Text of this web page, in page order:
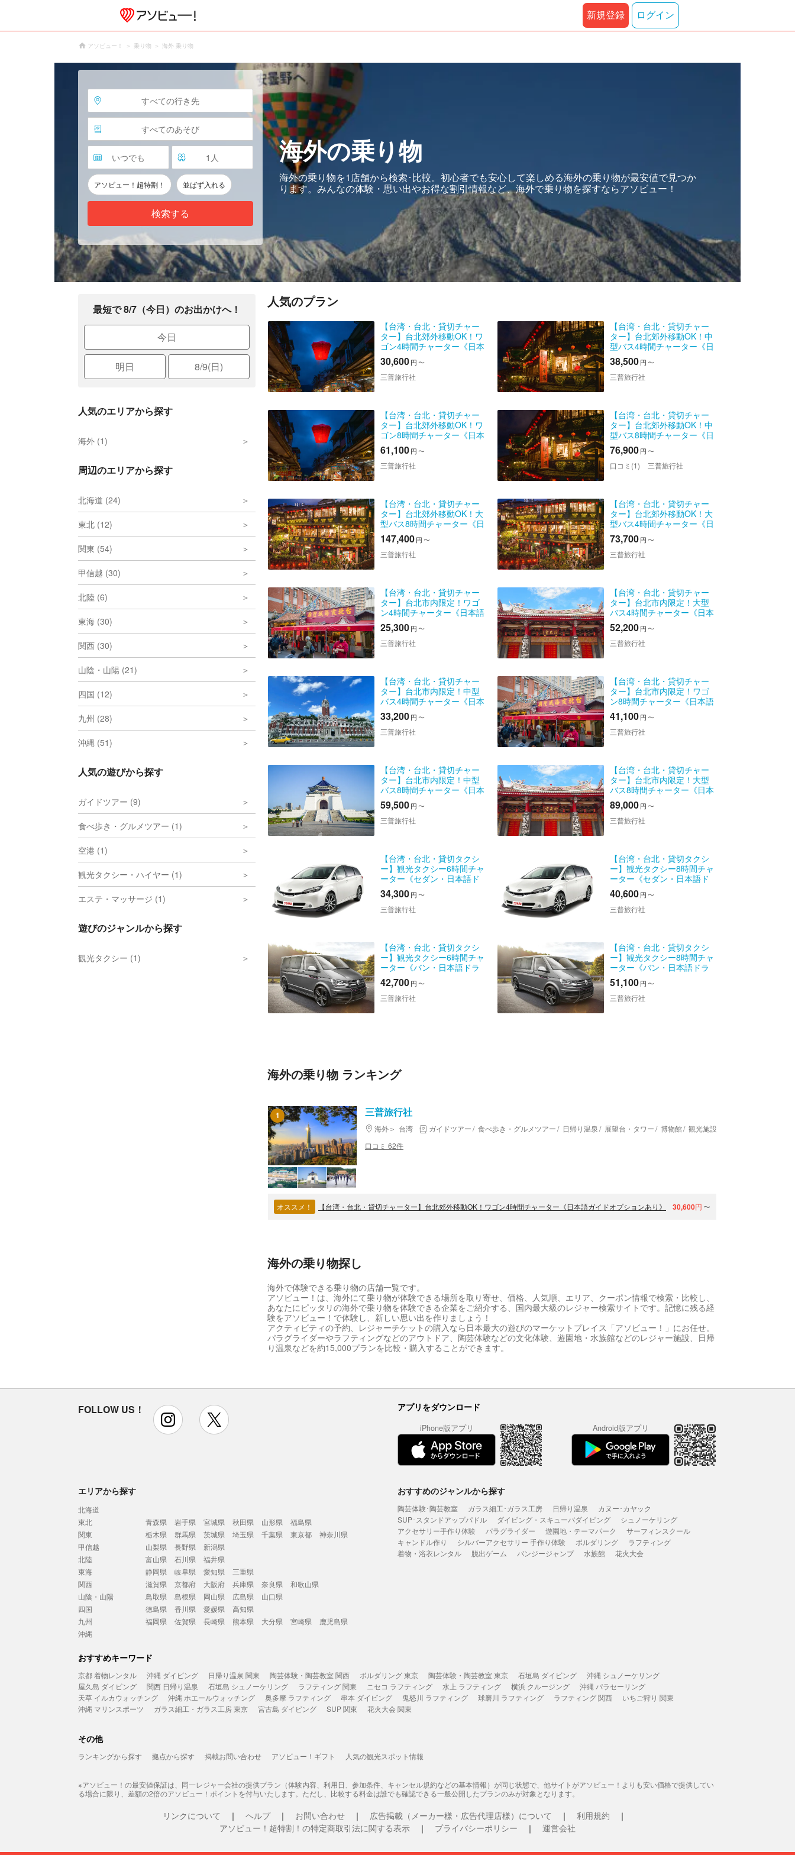
新規登録 ログイン
アソビュー！ 乗り物 海外 乗り物
すべての行き先
すべてのあそび
いつでも 1 人
アソビュー！超特割！ 並ばず入れる
検索する
海外の乗り物
海外の乗り物を1店舗から検索･比較。初心者でも安心して楽しめる海外の乗り物が最安値で見つか
ります。みんなの体験・思い出やお得な割引情報など、海外で乗り物を探すならアソビュー！
最短で 8/7（今日）のお出かけへ！
今日
明日 8/9(日)
人気のエリアから探す
海外 (1)
周辺のエリアから探す
北海道 (24)
東北 (12)
関東 (54)
甲信越 (30)
北陸 (6)
東海 (30)
関西 (30)
山陰・山陽 (21)
四国 (12)
九州 (28)
沖縄 (51)
人気の遊びから探す
ガイドツアー (9)
食べ歩き・グルメツアー (1)
空港 (1)
観光タクシー・ハイヤー (1)
エステ・マッサージ (1)
遊びのジャンルから探す
観光タクシー (1)
人気のプラン
【台湾・台北・貸切チャー
ター】台北郊外移動OK！ワ
ゴン4時間チャーター《日本
語ガイドオプションあり》
30,600円 〜
三普旅行社
【台湾・台北・貸切チャー
ター】台北郊外移動OK！中
型バス4時間チャーター《日
本語ガイドオプションあ
り》
38,500円 〜
三普旅行社
【台湾・台北・貸切チャー
ター】台北郊外移動OK！ワ
ゴン8時間チャーター《日本
語ガイドオプションあり》
61,100円 〜
三普旅行社
【台湾・台北・貸切チャー
ター】台北郊外移動OK！中
型バス8時間チャーター《日
本語ガイドオプションあ
り》
76,900円 〜
口コミ(1) 三普旅行社
【台湾・台北・貸切チャー
ター】台北郊外移動OK！大
型バス8時間チャーター《日
本語ガイドのオプション追
加可能》
147,400円 〜
三普旅行社
【台湾・台北・貸切チャー
ター】台北郊外移動OK！大
型バス4時間チャーター《日
本語ガイド付き》
73,700円 〜
三普旅行社
【台湾・台北・貸切チャー
ター】台北市内限定！ワゴ
ン4時間チャーター《日本語
ガイドオプションあり》
25,300円 〜
三普旅行社
【台湾・台北・貸切チャー
ター】台北市内限定！大型
バス4時間チャーター《日本
語ガイド付き》
52,200円 〜
三普旅行社
【台湾・台北・貸切チャー
ター】台北市内限定！中型
バス4時間チャーター《日本
語ガイドオプションあり》
33,200円 〜
三普旅行社
【台湾・台北・貸切チャー
ター】台北市内限定！ワゴ
ン8時間チャーター《日本語
ガイドオプションあり》
41,100円 〜
三普旅行社
【台湾・台北・貸切チャー
ター】台北市内限定！中型
バス8時間チャーター《日本
語ガイドオプションあり》
59,500円 〜
三普旅行社
【台湾・台北・貸切チャー
ター】台北市内限定！大型
バス8時間チャーター《日本
語ガイド付き》
89,000円 〜
三普旅行社
【台湾・台北・貸切タクシ
ー】観光タクシー6時間チャ
ーター《セダン・日本語ド
ライバー》
34,300円 〜
三普旅行社
【台湾・台北・貸切タクシ
ー】観光タクシー8時間チャ
ーター《セダン・日本語ド
ライバー》
40,600円 〜
三普旅行社
【台湾・台北・貸切タクシ
ー】観光タクシー6時間チャ
ーター《バン・日本語ドラ
イバー》
42,700円 〜
三普旅行社
【台湾・台北・貸切タクシ
ー】観光タクシー8時間チャ
ーター《バン・日本語ドラ
イバー》
51,100円 〜
三普旅行社
海外の乗り物 ランキング
1 三普旅行社
海外 台湾 ガイドツアー 食べ歩き・グルメツアー 日帰り温泉 展望台・タワー 博物館 観光施設
口コミ 62件
オススメ！ 【台湾・台北・貸切チャーター】台北郊外移動OK！ワゴン4時間チャーター《日本語ガイドオプションあり》 30,600円 〜
海外の乗り物探し
海外で体験できる乗り物の店舗一覧です。
アソビュー！は、海外にて乗り物が体験できる場所を取り寄せ、価格、人気順、エリア、クーポン情報で検索・比較し、
あなたにピッタリの海外で乗り物を体験できる企業をご紹介する、国内最大級のレジャー検索サイトです。記憶に残る経
験をアソビュー！で体験し、新しい思い出を作りましょう！
アクティビティの予約、レジャーチケットの購入なら日本最大の遊びのマーケットプレイス「アソビュー！」にお任せ。
パラグライダーやラフティングなどのアウトドア、陶芸体験などの文化体験、遊園地・水族館などのレジャー施設、日帰
り温泉などを約15,000プランを比較・購入することができます。
FOLLOW US！ instagram アプリをダウンロード
iPhone版アプリ Android版アプリ
エリアから探す
北海道
東北
青森県 岩手県 宮城県 秋田県 山形県
福島県
関東
栃木県 群馬県 茨城県 埼玉県 千葉県 東京都
神奈川県
甲信越
山梨県 長野県
新潟県
北陸
富山県 石川県
福井県
東海
静岡県 岐阜県 愛知県
三重県
関西
滋賀県 京都府 大阪府 兵庫県 奈良県
和歌山県
山陰・山陽
鳥取県 島根県 岡山県 広島県
山口県
四国
徳島県 香川県 愛媛県
高知県
九州
福岡県 佐賀県 長崎県 熊本県 大分県 宮崎県
鹿児島県
沖縄
おすすめのジャンルから探す
陶芸体験･陶芸教室 ガラス細工･ガラス工房 日帰り温泉
カヌー･カヤック
SUP･スタンドアップパドル
ダイビング・スキューバダイビング
シュノーケリング
アクセサリー手作り体験
パラグライダー 遊園地・テーマパーク
サーフィンスクール
キャンドル作り
シルバーアクセサリー 手作り体験 ボルダリング
ラフティング
着物・浴衣レンタル
脱出ゲーム バンジージャンプ 水族館 花火大会
おすすめキーワード
京都 着物レンタル 沖縄 ダイビング 日帰り温泉 関東 陶芸体験・陶芸教室 関西 ボルダリング 東京 陶芸体験・陶芸教室 東京 石垣島 ダイビング
沖縄 シュノーケリング
屋久島 ダイビング
関西 日帰り温泉 石垣島 シュノーケリング ラフティング 関東 ニセコ ラフティング 水上 ラフティング 横浜 クルージング
沖縄 パラセーリング
天草 イルカウォッチング
沖縄 ホエールウォッチング 奥多摩 ラフティング 串本 ダイビング 鬼怒川 ラフティング 球磨川 ラフティング ラフティング 関西
いちご狩り 関東
沖縄 マリンスポーツ
ガラス細工・ガラス工房 東京 宮古島 ダイビング SUP 関東 花火大会 関東
その他
ランキングから探す 拠点から探す 掲載お問い合わせ アソビュー！ギフト 人気の観光スポット情報
※アソビュー！の最安値保証は、同一レジャー会社の提供プラン（体験内容、利用日、参加条件、キャンセル規約などの基本情報）が同じ状態で、他サイトがアソビュー！よりも安い価格で提供してい
る場合に限り、差額の2倍のアソビュー！ポイントを付与いたします。ただし、比較する料金は誰でも確認できる一般公開したプランのみが対象となります。
リンクについて ヘルプ お問い合わせ 広告掲載（メーカー様・広告代理店様）について
利用規約
アソビュー！超特割！の特定商取引法に関する表示
プライバシーポリシー 運営会社